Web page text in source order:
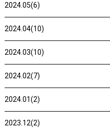
2024.05(6)
2024.04(10)
2024.03(10)
2024.02(7)
2024.01(2)
2023.12(2)